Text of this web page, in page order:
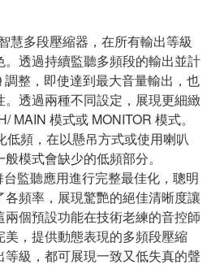
慧多段壓縮器，在所有輸出等級
。透過持續監聽多頻段的輸出並計
整，即使達到最大音量輸出，也
透過兩種不同設定，展現更細緻
MAIN 模式或 MONITOR 模式。
低頻，在以懸吊方式或使用喇叭
模式會缺少的低頻部分。
監聽應用進行完整最佳化，聰明
頻率，展現驚艷的絕佳清晰度讓
個預設功能在技術老練的音控師
，提供動態表現的多頻段壓縮
級，都可展現一致又低失真的聲